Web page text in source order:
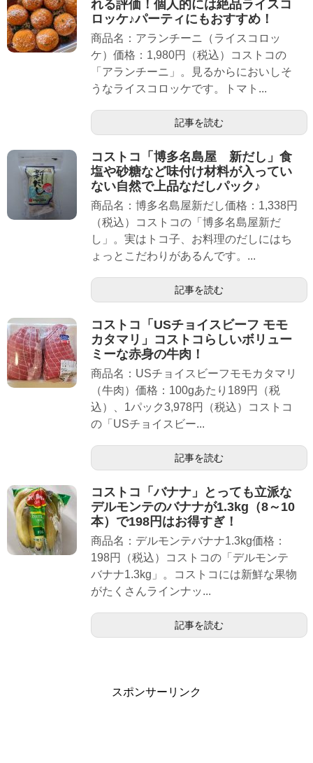
れる評価！個人的には絶品ライスコ
ロッケ♪パーティにもおすすめ！
商品名：アランチーニ（ライスコロッ
ケ）価格：1,980円（税込）コストコの
「アランチーニ」。見るからにおいしそ
うなライスコロッケです。トマト...
記事を読む
コストコ「博多名島屋 新だし」食
塩や砂糖など味付け材料が入ってい
ない自然で上品なだしパック♪
商品名：博多名島屋新だし価格：1,338円
（税込）コストコの「博多名島屋新だ
し」。実はトコ子、お料理のだしにはち
ょっとこだわりがあるんです。...
記事を読む
コストコ「USチョイスビーフ モモ
カタマリ」コストコらしいボリュー
ミーな赤身の牛肉！
商品名：USチョイスビーフモモカタマリ
（牛肉）価格：100gあたり189円（税
込）、1パック3,978円（税込）コストコ
の「USチョイスビー...
記事を読む
コストコ「バナナ」とっても立派な
デルモンテのバナナが1.3kg（8～10
本）で198円はお得すぎ！
商品名：デルモンテバナナ1.3kg価格：
198円（税込）コストコの「デルモンテ
バナナ1.3kg」。コストコには新鮮な果物
がたくさんラインナッ...
記事を読む
スポンサーリンク